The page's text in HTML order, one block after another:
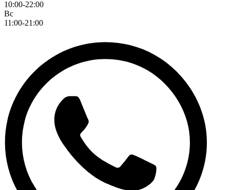
10:00-22:00
Вс
11:00-21:00